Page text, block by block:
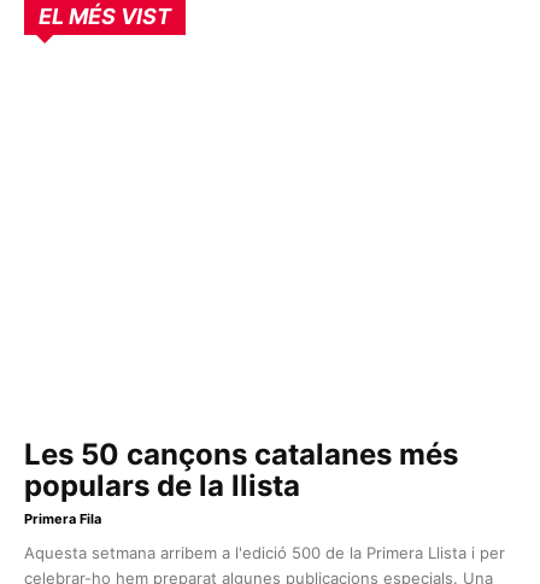
EL MÉS VIST
Les 50 cançons catalanes més
populars de la llista
Primera Fila
Aquesta setmana arribem a l'edició 500 de la Primera Llista i per
celebrar-ho hem preparat algunes publicacions especials. Una